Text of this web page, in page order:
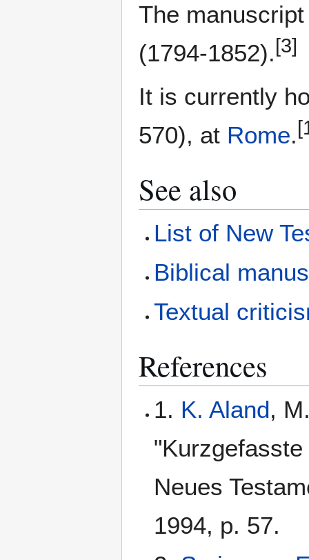
The
(1794-1852). [3]
It is currently
570), at Rome.
See also
List of New
Biblical
Textual
References
1. K. Aland,
Neues
1994, p. 57.